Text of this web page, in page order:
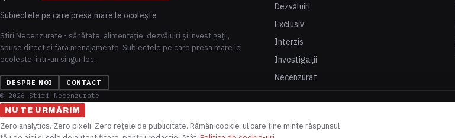
Subiectele pe care presa mare le ocolește
Știri Necenzurate - sănătate, alimentație, dezvăluiri și investigații,
spuse direct și fără menajamente. Subiectele pe care presa mare le
ocolește, într-un singur loc.
DESPRE NOI CONTACT
Dezvăluiri
Exclusiv
Interzis
Investigații
Necenzurat
© 2026 Știri Necenzurate
NU TE URMĂRIM
Zero analytics. Zero pixeli. Zero rețele de publicitate. Rămân cookie-ul care ține minte răspunsul